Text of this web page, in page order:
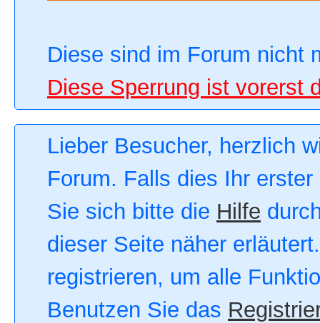
Diese sind im Forum nicht
Diese Sperrung ist vorerst
Lieber Besucher, herzlich
Forum. Falls dies Ihr
Sie sich bitte die Hilfe
dieser Seite näher
registrieren, um alle
Benutzen Sie das